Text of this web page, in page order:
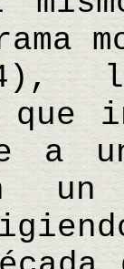
a
un